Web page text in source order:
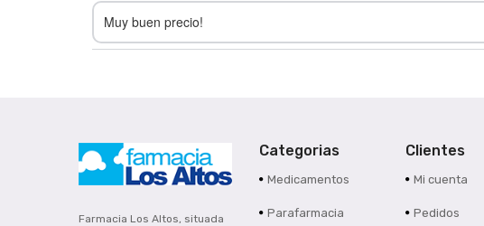
Muy buen precio!
Farmacia Los Altos, situada
Categorias
Medicamentos
Parafarmacia
Clientes
Mi cuenta
Pedidos